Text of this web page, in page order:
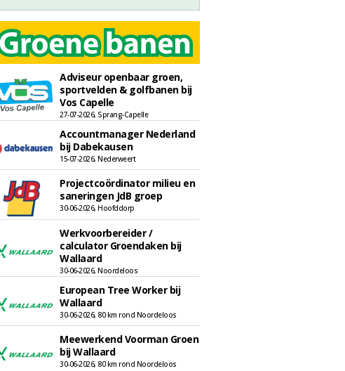
Adviseur openbaar groen,
sportvelden & golfbanen bij
Vos Capelle
27-07-2026, Sprang-Capelle
Accountmanager Nederland
bij Dabekausen
15-07-2026, Nederweert
Projectcoördinator milieu en
saneringen JdB groep
30-06-2026, Hoofddorp
Werkvoorbereider /
calculator Groendaken bij
Wallaard
30-06-2026, Noordeloos
European Tree Worker bij
Wallaard
30-06-2026, 80 km rond Noordeloos
Meewerkend Voorman Groen
bij Wallaard
30-06-2026, 80 km rond Noordeloos